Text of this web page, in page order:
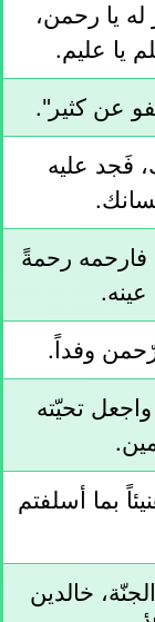
له يا رحمن،
يا عليم.
عن كثير".
فَجد عليه
رحمةً
وفداً.
تحيّته
بما أسلفتم
خالدين